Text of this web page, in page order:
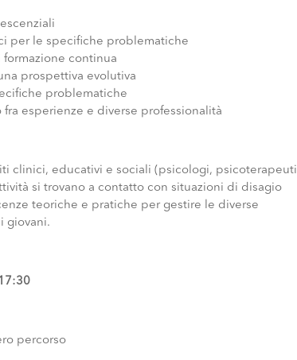
per le specifiche problematiche
continua
prospettiva evolutiva
problematiche
fra esperienze e diverse professionalità
clinici, educativi e sociali (psicologi,
si trovano a contatto con situazioni di disagio
teoriche e pratiche per gestire le diverse
giovani.
percorso